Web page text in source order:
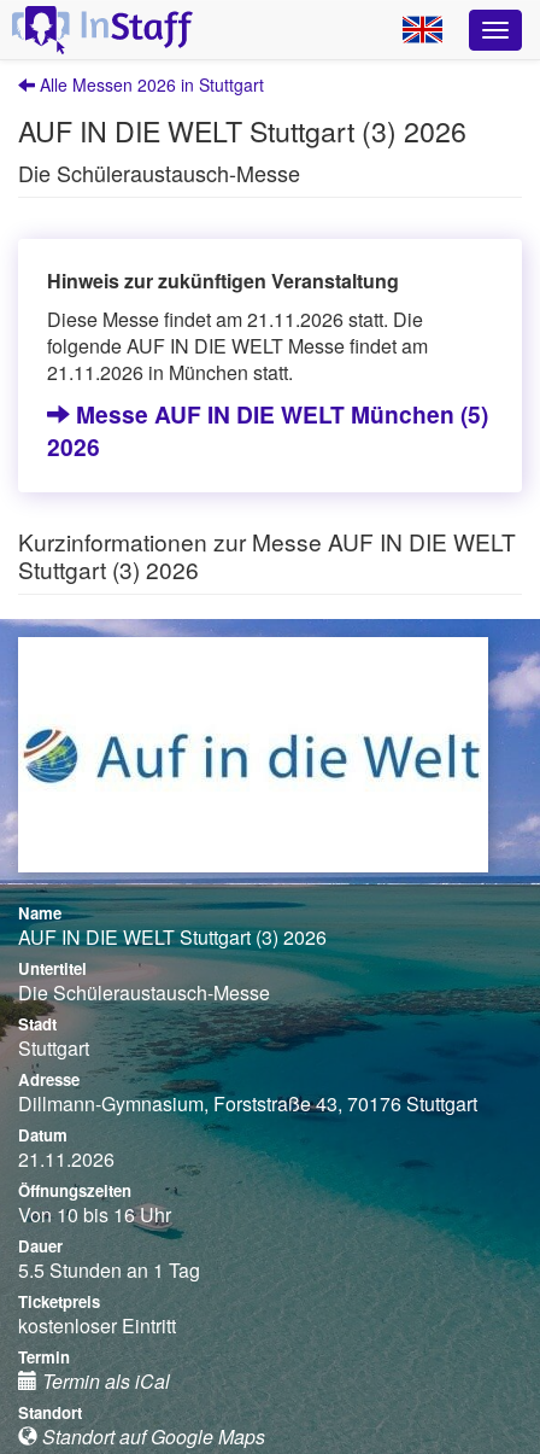
Alle Messen 2026 in Stuttgart
AUF IN DIE WELT Stuttgart (3) 2026
Die Schüleraustausch-Messe
Hinweis zur zukünftigen Veranstaltung
Diese Messe findet am 21.11.2026 statt. Die
folgende AUF IN DIE WELT Messe findet am
21.11.2026 in München statt.
Messe AUF IN DIE WELT München (5)
2026
Kurzinformationen zur Messe AUF IN DIE WELT
Stuttgart (3) 2026
Name
AUF IN DIE WELT Stuttgart (3) 2026
Untertitel
Die Schüleraustausch-Messe
Stadt
Stuttgart
Adresse
Dillmann-Gymnasium, Forststraße 43, 70176 Stuttgart
Datum
21.11.2026
Öffnungszeiten
Von 10 bis 16 Uhr
Dauer
5.5 Stunden an 1 Tag
Ticketpreis
kostenloser Eintritt
Termin
Termin als iCal
Standort
Standort auf Google Maps